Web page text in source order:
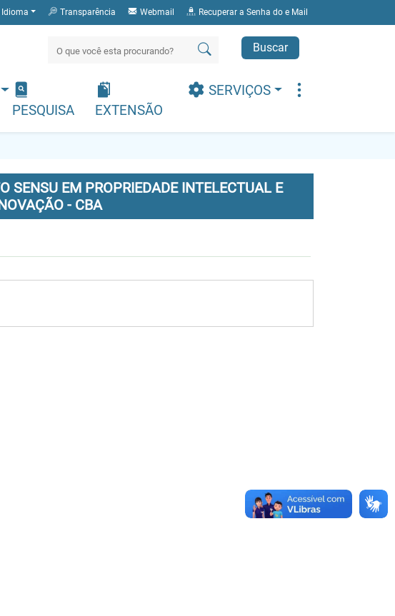
Transparência Webmail Recuperar a Senha do e Mail
Buscar
PESQUISA
EXTENSÃO
SERVIÇOS
SENSU EM PROPRIEDADE INTELECTUAL E
- CBA